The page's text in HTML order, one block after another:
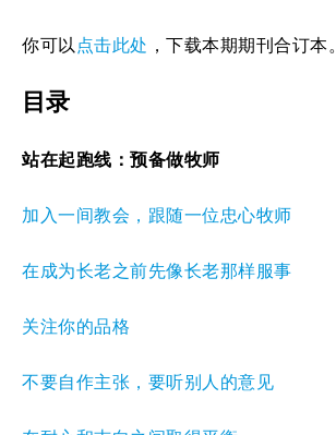
你可以 点击此处 ，下载本期期刊合订本。
目录
站在起跑线：预备做牧师
加入一间教会，跟随一位忠心牧师
在成为长老之前先像长老那样服事
关注你的品格
不要自作主张，要听别人的意见